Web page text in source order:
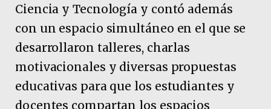
Ciencia y Tecnología y contó además
con un espacio simultáneo en el que se
desarrollaron talleres, charlas
motivacionales y diversas propuestas
educativas para que los estudiantes y
docentes compartan los espacios